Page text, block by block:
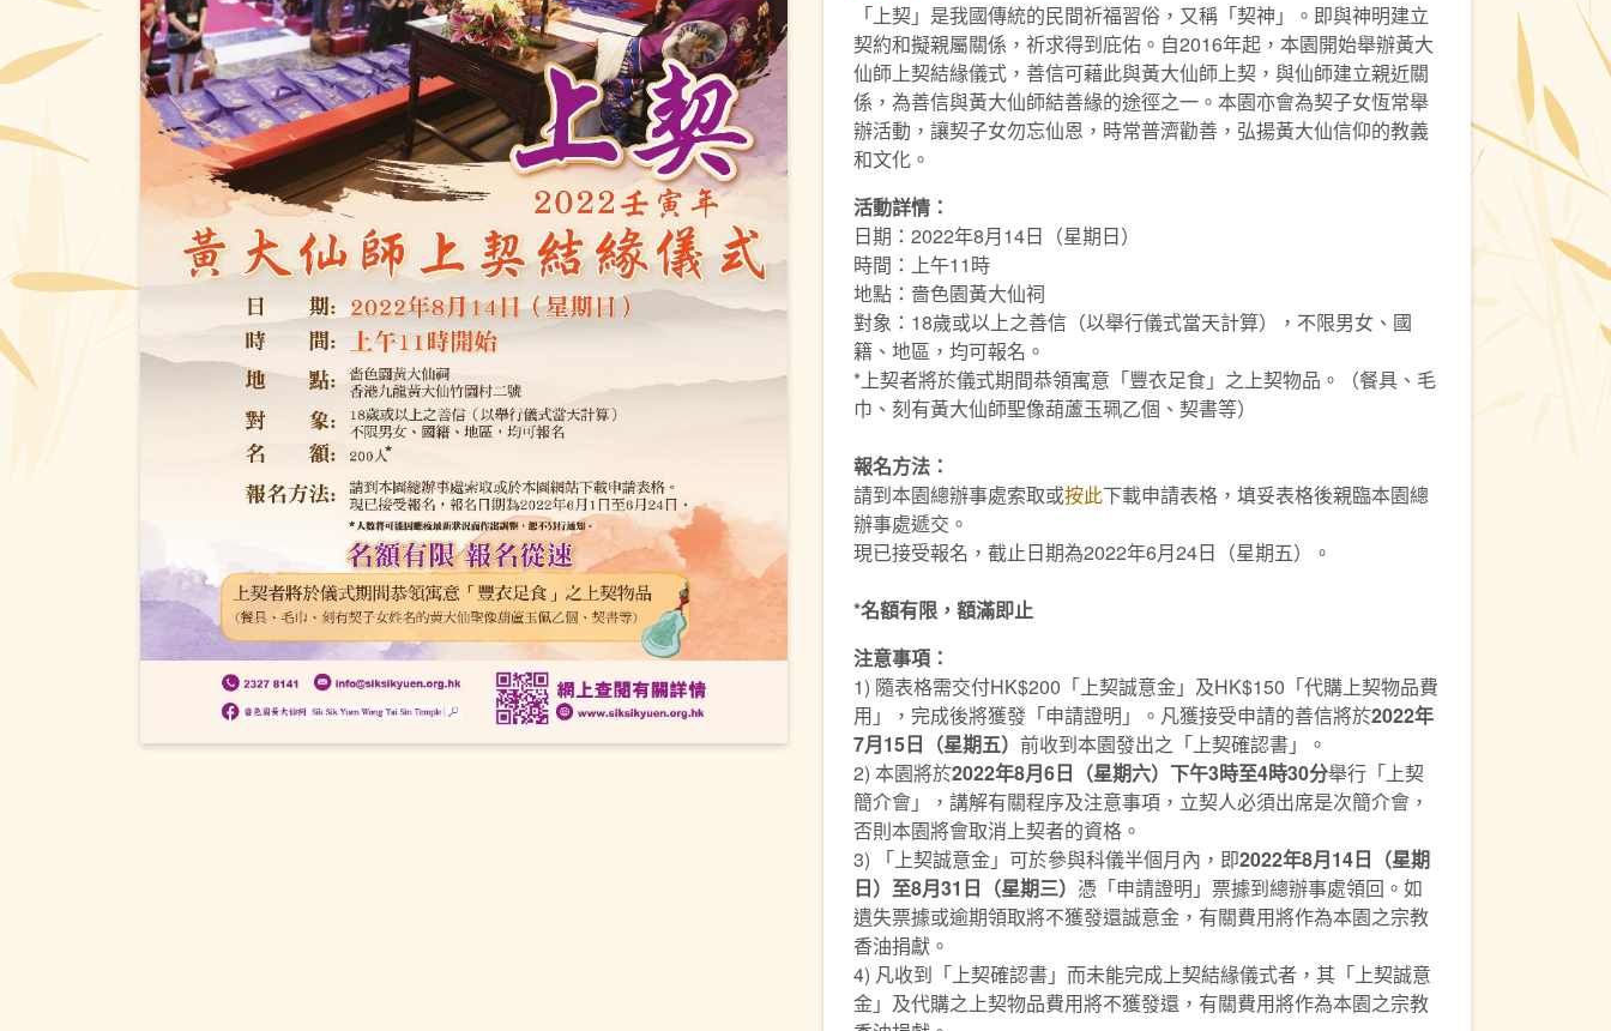
「上契」是我國傳統的民間祈福習俗，又稱「契神」。即與神明建立
契約和擬親屬關係，祈求得到庇佑。自2016年起，本園開始舉辦黃大
仙師上契結緣儀式，善信可藉此與黃大仙師上契，與仙師建立親近關
係，為善信與黃大仙師結善緣的途徑之一。本園亦會為契子女恆常舉
辦活動，讓契子女勿忘仙恩，時常普濟勸善，弘揚黃大仙信仰的教義
和文化。
活動詳情：
日期：2022年8月14日（星期日）
時間：上午11時
地點：嗇色園黃大仙祠
對象：18歲或以上之善信（以舉行儀式當天計算），不限男女、國
籍、地區，均可報名。
*上契者將於儀式期間恭領寓意「豐衣足食」之上契物品。（餐具、毛
巾、刻有黃大仙師聖像葫蘆玉珮乙個、契書等）
報名方法：
請到本園總辦事處索取或按此下載申請表格，填妥表格後親臨本園總
辦事處遞交。
現已接受報名，截止日期為2022年6月24日（星期五）。
*名額有限，額滿即止
注意事項：
1) 隨表格需交付HK$200「上契誠意金」及HK$150「代購上契物品費
用」，完成後將獲發「申請證明」。凡獲接受申請的善信將於2022年
7月15日（星期五） 前收到本園發出之「上契確認書」。
2) 本園將於2022年8月6日（星期六）下午3時至4時30分舉行「上契
簡介會」，講解有關程序及注意事項，立契人必須出席是次簡介會，
否則本園將會取消上契者的資格。
3) 「上契誠意金」可於參與科儀半個月內，即2022年8月14日（星期
日）至8月31日（星期三） 憑「申請證明」票據到總辦事處領回。如
遺失票據或逾期領取將不獲發還誠意金，有關費用將作為本園之宗教
香油捐獻。
4) 凡收到「上契確認書」而未能完成上契結緣儀式者，其「上契誠意
金」及代購之上契物品費用將不獲發還，有關費用將作為本園之宗教